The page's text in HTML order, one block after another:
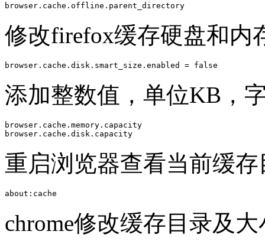
browser.cache.offline.parent_directory
修改firefox缓存硬盘和内
browser.cache.disk.smart_size.enabled = false
添加整数值，单位KB，
browser.cache.memory.capacity
browser.cache.disk.capacity
重启浏览器查看当前缓
about:cache
chrome修改缓存目录及